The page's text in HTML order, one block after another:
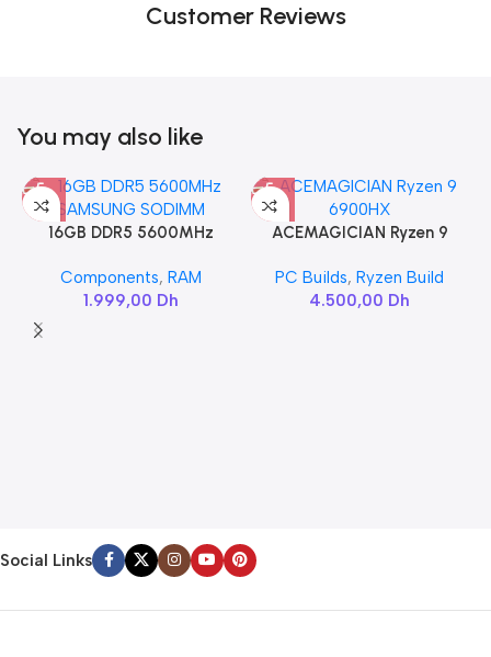
Customer Reviews
You may also like
16GB DDR5 5600MHz
Components, RAM
1.999,00 Dh
ACEMAGICIAN Ryzen 9
PC Builds,Ryzen Build
4.500,00 Dh
Social Links